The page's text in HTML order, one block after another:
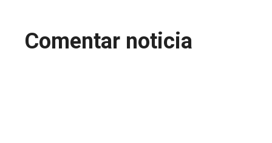
Comentar noticia